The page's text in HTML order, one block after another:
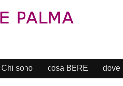
Chi sono cosa BERE dove